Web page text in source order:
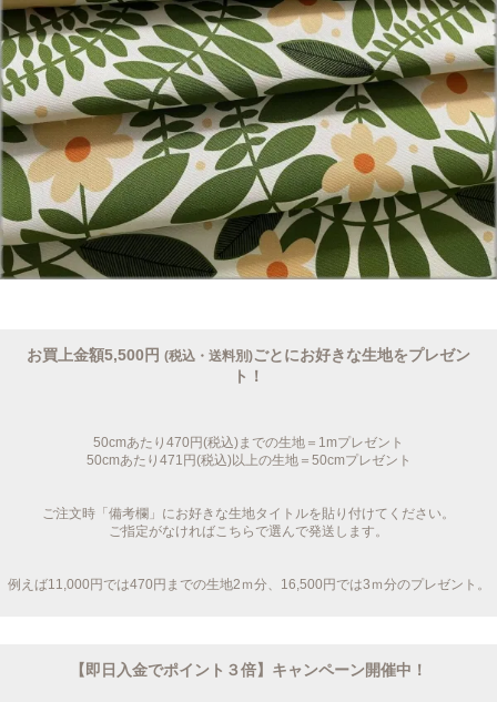
お買上金額5,500円 (税込・送料別)ごとにお好きな生地をプレゼン
ト！
50cmあたり470円(税込)までの生地＝1mプレゼント
50cmあたり471円(税込)以上の生地＝50cmプレゼント
ご注文時「備考欄」にお好きな生地タイトルを貼り付けてください。
ご指定がなければこちらで選んで発送します。
例えば11,000円では470円までの生地2ｍ分、16,500円では3ｍ分のプレゼント。
【即日入金でポイント３倍】キャンペーン開催中！